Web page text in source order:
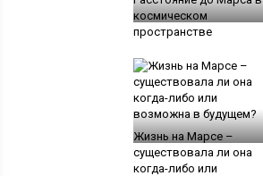
космическом
пространстве
Жизнь на Марсе –
существовала ли она
когда-либо или